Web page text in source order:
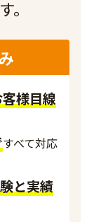
。
様目線
すべて対応
と実績